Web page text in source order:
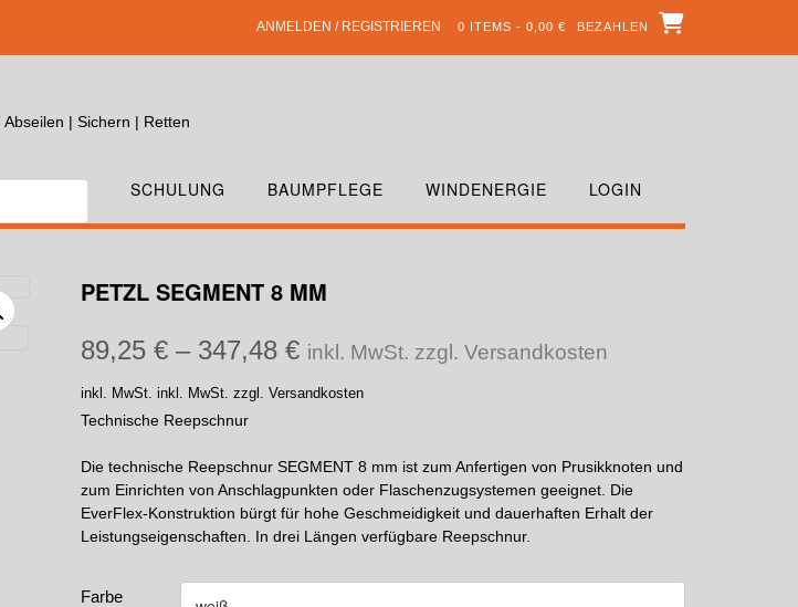
ANMELDEN / REGISTRIEREN 0 ITEMS - 0,00 € BEZAHLEN
SCHULUNG BAUMPFLEGE WINDENERGIE LOGIN
PETZL SEGMENT 8 MM
89,25 €– 347,48 € inkl. MwSt. zzgl. Versandkosten
inkl. MwSt. inkl. MwSt. zzgl. Versandkosten
Technische Reepschnur
Die technische Reepschnur SEGMENT 8 mm ist zum Anfertigen von Prusikknoten und
zum Einrichten von Anschlagpunkten oder Flaschenzugsystemen geeignet. Die
EverFlex-Konstruktion bürgt für hohe Geschmeidigkeit und dauerhaften Erhalt der
Leistungseigenschaften. In drei Längen verfügbare Reepschnur.
Farbe